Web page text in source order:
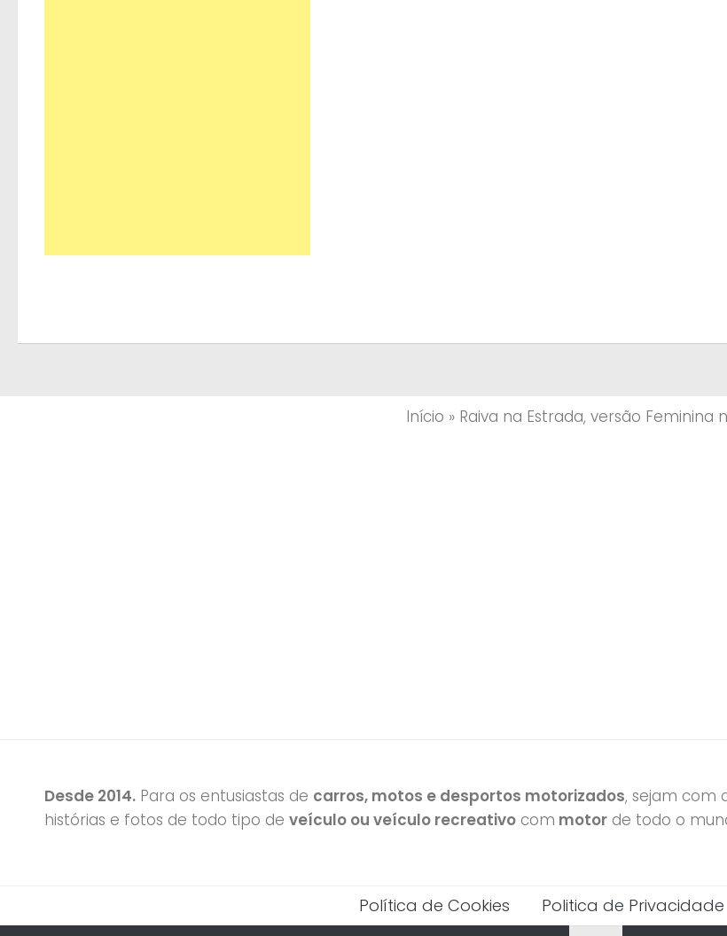
Início » Raiva na Estrada, versão Feminina
Desde 2014. Para os entusiastas de carros, motos e desportos motorizados, sejam com
histórias e fotos de todo tipo de veículo ou veículo recreativo com motor de todo o
Política de Cookies Politica de Privacidade